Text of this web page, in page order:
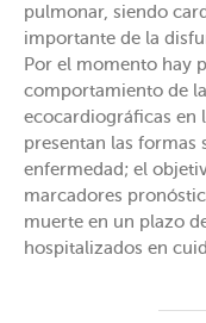
pulmonar, siendo
importante de la
Por el momento hay
comportamiento de
ecocardiográficas en
presentan las formas
enfermedad; el
marcadores
muerte en un plazo
hospitalizados en